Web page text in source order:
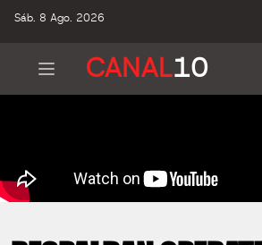
Sáb. 8 Ago. 2026
CANAL10